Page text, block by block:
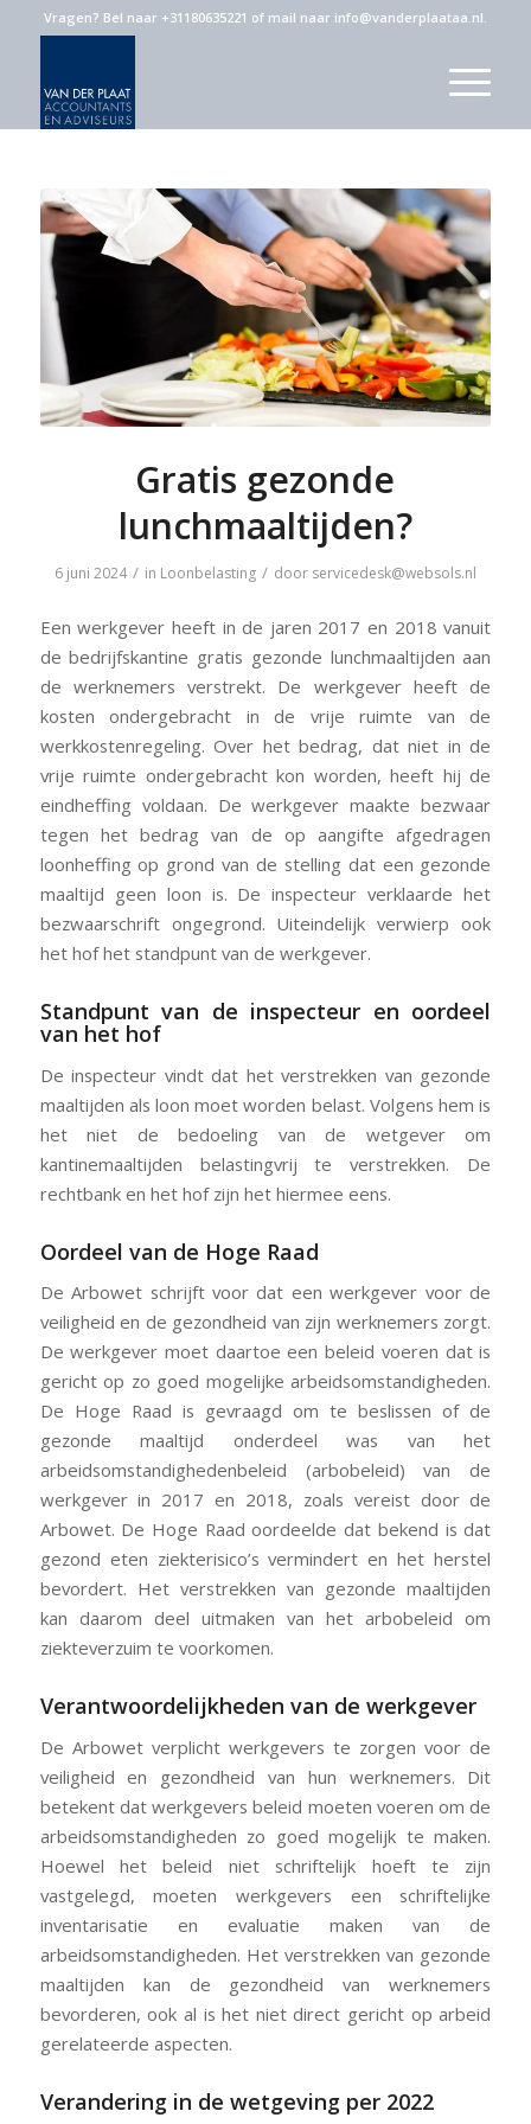
Vragen? Bel naar +31180635221 of mail naar info@vanderplaataa.nl.
Gratis gezonde
lunchmaaltijden?
6 juni 2024 / in Loonbelasting / door servicedesk@websols.nl
Een werkgever heeft in de jaren 2017 en 2018 vanuit
de bedrijfskantine gratis gezonde lunchmaaltijden aan
de werknemers verstrekt. De werkgever heeft de
kosten ondergebracht in de vrije ruimte van de
werkkostenregeling. Over het bedrag, dat niet in de
vrije ruimte ondergebracht kon worden, heeft hij de
eindheffing voldaan. De werkgever maakte bezwaar
tegen het bedrag van de op aangifte afgedragen
loonheffing op grond van de stelling dat een gezonde
maaltijd geen loon is. De inspecteur verklaarde het
bezwaarschrift ongegrond. Uiteindelijk verwierp ook
het hof het standpunt van de werkgever.
Standpunt van de inspecteur en oordeel
van het hof
De inspecteur vindt dat het verstrekken van gezonde
maaltijden als loon moet worden belast. Volgens hem is
het niet de bedoeling van de wetgever om
kantinemaaltijden belastingvrij te verstrekken. De
rechtbank en het hof zijn het hiermee eens.
Oordeel van de Hoge Raad
De Arbowet schrijft voor dat een werkgever voor de
veiligheid en de gezondheid van zijn werknemers zorgt.
De werkgever moet daartoe een beleid voeren dat is
gericht op zo goed mogelijke arbeidsomstandigheden.
De Hoge Raad is gevraagd om te beslissen of de
gezonde maaltijd onderdeel was van het
arbeidsomstandighedenbeleid (arbobeleid) van de
werkgever in 2017 en 2018, zoals vereist door de
Arbowet. De Hoge Raad oordeelde dat bekend is dat
gezond eten ziekterisico’s vermindert en het herstel
bevordert. Het verstrekken van gezonde maaltijden
kan daarom deel uitmaken van het arbobeleid om
ziekteverzuim te voorkomen.
Verantwoordelijkheden van de werkgever
De Arbowet verplicht werkgevers te zorgen voor de
veiligheid en gezondheid van hun werknemers. Dit
betekent dat werkgevers beleid moeten voeren om de
arbeidsomstandigheden zo goed mogelijk te maken.
Hoewel het beleid niet schriftelijk hoeft te zijn
vastgelegd, moeten werkgevers een schriftelijke
inventarisatie en evaluatie maken van de
arbeidsomstandigheden. Het verstrekken van gezonde
maaltijden kan de gezondheid van werknemers
bevorderen, ook al is het niet direct gericht op arbeid
gerelateerde aspecten.
Verandering in de wetgeving per 2022